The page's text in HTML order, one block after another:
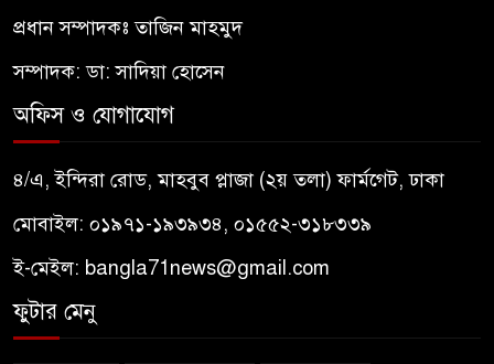
প্রধান সম্পাদকঃ তাজিন মাহমুদ
সম্পাদক: ডা: সাদিয়া হোসেন
অফিস ও যোগাযোগ
৪/এ, ইন্দিরা রোড, মাহবুব প্লাজা (২য় তলা) ফার্মগেট, ঢাকা
মোবাইল: ০১৯৭১-১৯৩৯৩৪, ০১৫৫২-৩১৮৩৩৯
ই-মেইল: bangla71news@gmail.com
ফুটার মেনু